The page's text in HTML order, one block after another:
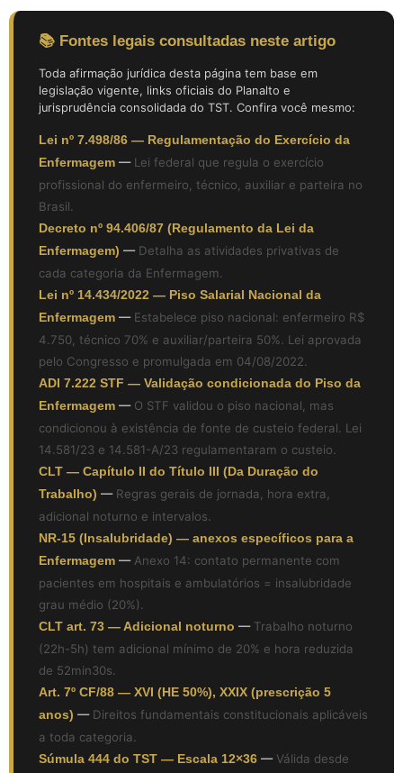
📚 Fontes legais consultadas neste artigo
Toda afirmação jurídica desta página tem base em
legislação vigente, links oficiais do Planalto e
jurisprudência consolidada do TST. Confira você mesmo:
Lei nº 7.498/86 — Regulamentação do Exercício da
Enfermagem — Lei federal que regula o exercício
profissional do enfermeiro, técnico, auxiliar e parteira no
Brasil.
Decreto nº 94.406/87 (Regulamento da Lei da
Enfermagem) — Detalha as atividades privativas de
cada categoria da Enfermagem.
Lei nº 14.434/2022 — Piso Salarial Nacional da
Enfermagem — Estabelece piso nacional: enfermeiro R$
4.750, técnico 70% e auxiliar/parteira 50%. Lei aprovada
pelo Congresso e promulgada em 04/08/2022.
ADI 7.222 STF — Validação condicionada do Piso da
Enfermagem — O STF validou o piso nacional, mas
condicionou à existência de fonte de custeio federal. Lei
14.581/23 e 14.581-A/23 regulamentaram o custeio.
CLT — Capítulo II do Título III (Da Duração do
Trabalho) — Regras gerais de jornada, hora extra,
adicional noturno e intervalos.
NR-15 (Insalubridade) — anexos específicos para a
Enfermagem —Anexo 14: contato permanente com
pacientes em hospitais e ambulatórios = insalubridade
grau médio (20%).
CLT art. 73 — Adicional noturno — Trabalho noturno
(22h-5h) tem adicional mínimo de 20% e hora reduzida
de 52min30s.
Art. 7º CF/88 — XVI (HE 50%), XXIX (prescrição 5
anos) — Direitos fundamentais constitucionais aplicáveis
a toda categoria.
Súmula 444 do TST — Escala 12×36 — Válida desde